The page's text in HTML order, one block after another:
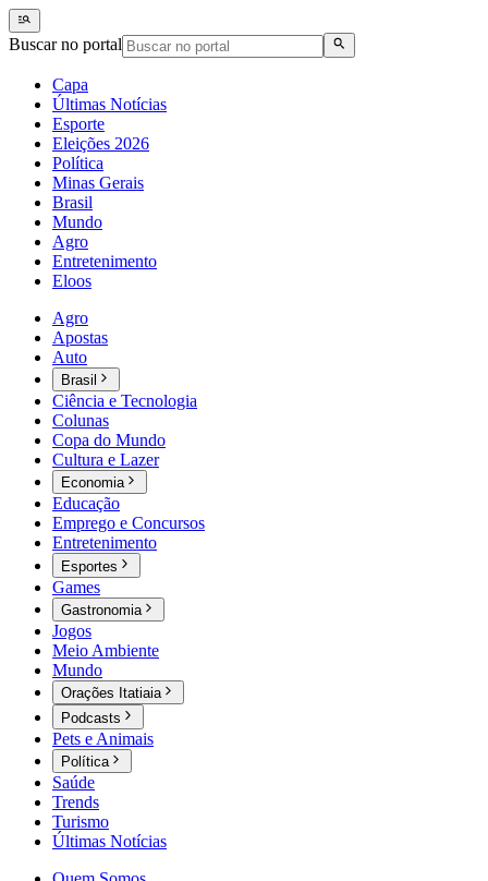
Buscar no portal
Capa
Últimas Notícias
Esporte
Eleições 2026
Política
Minas Gerais
Brasil
Mundo
Agro
Entretenimento
Eloos
Agro
Apostas
Auto
Brasil
Ciência e Tecnologia
Colunas
Copa do Mundo
Cultura e Lazer
Economia
Educação
Emprego e Concursos
Entretenimento
Esportes
Games
Gastronomia
Jogos
Meio Ambiente
Mundo
Orações Itatiaia
Podcasts
Pets e Animais
Política
Saúde
Trends
Turismo
Últimas Notícias